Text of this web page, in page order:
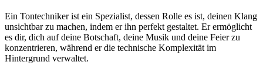
Ein Tontechniker ist ein Spezialist, dessen Rolle es ist, deinen Klang
unsichtbar zu machen, indem er ihn perfekt gestaltet. Er ermöglicht
es dir, dich auf deine Botschaft, deine Musik und deine Feier zu
konzentrieren, während er die technische Komplexität im
Hintergrund verwaltet.